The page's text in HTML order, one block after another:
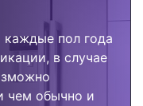
пол года
в случае
чем обычно и